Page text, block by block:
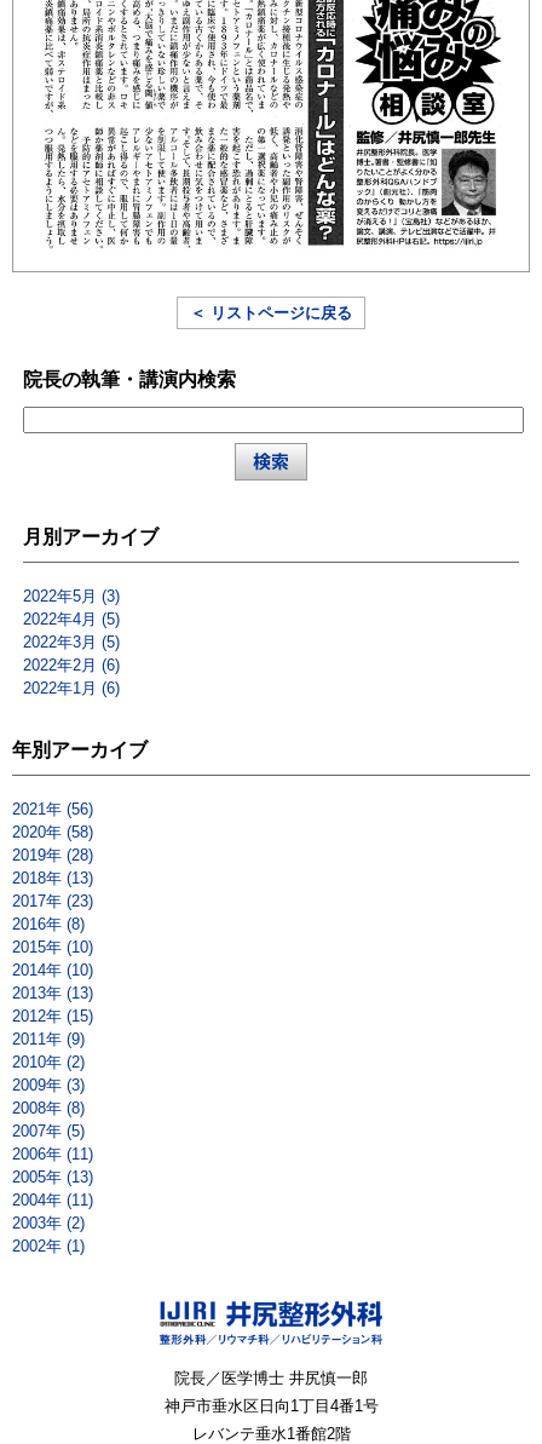
＜ リストページに戻る
院長の執筆・講演内検索
月別アーカイブ
2022年5月 (3)
2022年4月 (5)
2022年3月 (5)
2022年2月 (6)
2022年1月 (6)
年別アーカイブ
2021年 (56)
2020年 (58)
2019年 (28)
2018年 (13)
2017年 (23)
2016年 (8)
2015年 (10)
2014年 (10)
2013年 (13)
2012年 (15)
2011年 (9)
2010年 (2)
2009年 (3)
2008年 (8)
2007年 (5)
2006年 (11)
2005年 (13)
2004年 (11)
2003年 (2)
2002年 (1)
院長／医学博士 井尻慎一郎
神戸市垂水区日向1丁目4番1号
レバンテ垂水1番館2階